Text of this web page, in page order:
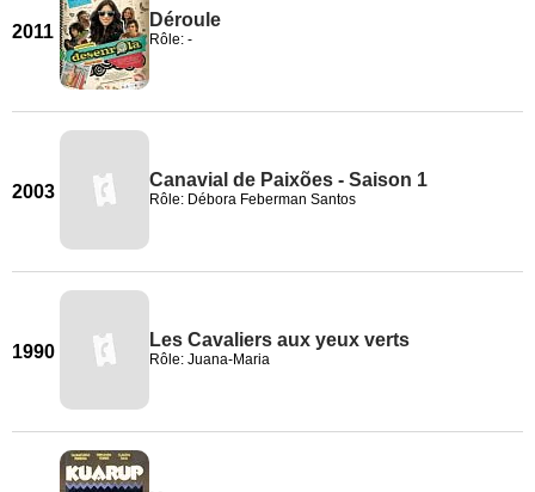
2011
Déroule
Rôle: -
2003
Canavial de Paixões - Saison 1
Rôle: Débora Feberman Santos
1990
Les Cavaliers aux yeux verts
Rôle: Juana-Maria